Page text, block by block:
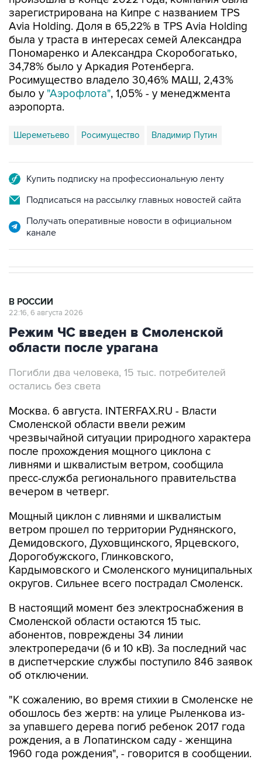
была у траста в интересах семей Александра
Пономаренко и Александра Скоробогатько,
34,78% было у Аркадия Ротенберга.
Росимущество владело 30,46% МАШ, 2,43%
было у "Аэрофлота", 1,05% - у менеджмента
аэропорта.
Шереметьево
Подписаться на рассылку главных новостей сайта
Получать оперативные новости в официальном
канале
Режим ЧС введен в Смоленской
области после урагана
Погибли два человека, 15 тыс. потребителей
Москва. 6 августа. INTERFAX.RU - Власти
чрезвычайной ситуации природного характера
после прохождения мощного циклона с
ливнями и шквалистым ветром, сообщила
пресс-служба регионального правительства
вечером в четверг.
Мощный циклон с ливнями и шквалистым
Демидовского, Духовщинского, Ярцевского,
Дорогобужского, Глинковского,
Кардымовского и Смоленского муниципальных
округов. Сильнее всего пострадал Смоленск.
В настоящий момент без электроснабжения в
абонентов, повреждены 34 линии
электропередачи (6 и 10 кВ). За последний час
в диспетчерские службы поступило 846 заявок
об отключении.
"К сожалению, во время стихии в Смоленске не
за упавшего дерева погиб ребенок 2017 года
рождения, а в Лопатинском саду - женщина
1960 года рождения", - говорится в сообщении.
К ликвидации последствий непогоды